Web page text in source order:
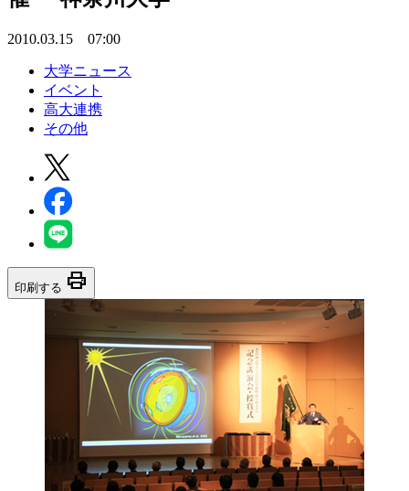
2010.03.15 07:00
大学ニュース
イベント
高大連携
その他
印刷する print